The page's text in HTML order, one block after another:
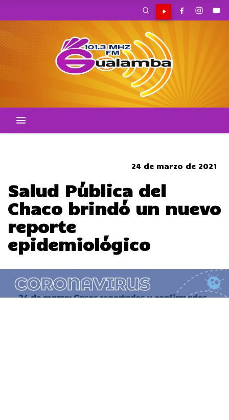
24 de marzo de 2021
Salud Pública del
Chaco brindó un nuevo
reporte
epidemiológico